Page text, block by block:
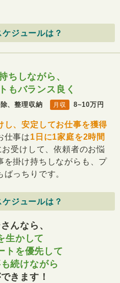
ジュールは？
ちしながら、
もバランス良く
、整理収納 月収 8~10万円
し、安定してお仕事を獲得
仕事は1日に1家庭を2時間
お受けして、依頼者のお悩
を掛け持ちしながらも、プ
っちりです。
ジュールは？
んなら、
生かして
トを優先して
続けながら
きます！